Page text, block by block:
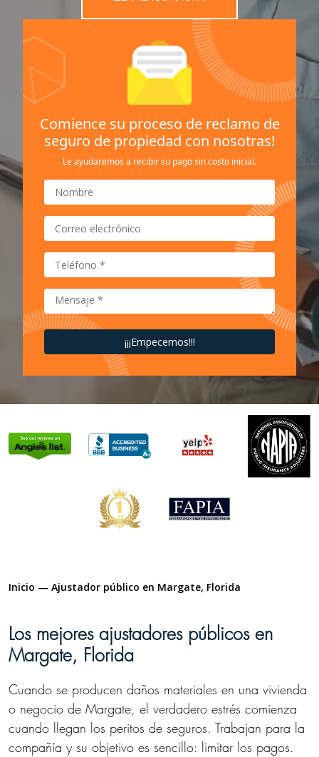
Comience su proceso de reclamo de
seguro de propiedad con nosotras!
Le ayudaremos a recibir su pago sin costo inicial.
Inicio — Ajustador público en Margate, Florida
Los mejores ajustadores públicos en
Margate, Florida
Cuando se producen daños materiales en una vivienda
o negocio de Margate, el verdadero estrés comienza
cuando llegan los peritos de seguros. Trabajan para la
compañía y su objetivo es sencillo: limitar los pagos.